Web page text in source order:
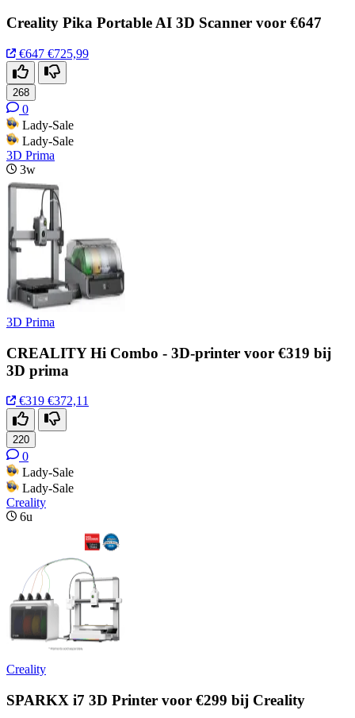
Creality Pika Portable AI 3D Scanner voor €647
€647 €725,99
268
0
Lady-Sale
Lady-Sale
3D Prima
3w
3D Prima
CREALITY Hi Combo - 3D-printer voor €319 bij
3D prima
€319 €372,11
220
0
Lady-Sale
Lady-Sale
Creality
6u
Creality
SPARKX i7 3D Printer voor €299 bij Creality